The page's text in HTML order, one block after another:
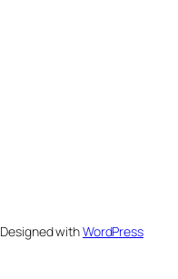
Designed withWordPress